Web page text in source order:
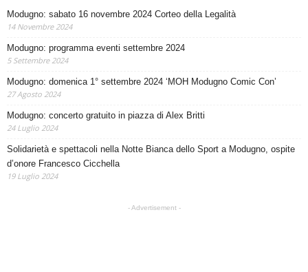
Modugno: sabato 16 novembre 2024 Corteo della Legalità
14 Novembre 2024
Modugno: programma eventi settembre 2024
5 Settembre 2024
Modugno: domenica 1° settembre 2024 ‘MOH Modugno Comic Con’
27 Agosto 2024
Modugno: concerto gratuito in piazza di Alex Britti
24 Luglio 2024
Solidarietà e spettacoli nella Notte Bianca dello Sport a Modugno, ospite
d’onore Francesco Cicchella
19 Luglio 2024
- Advertisement -